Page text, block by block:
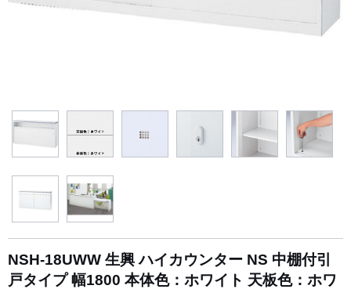
NSH-18UWW 生興 ハイカウンター NS 中棚付引
戸タイプ 幅1800 本体色：ホワイト 天板色：ホワ